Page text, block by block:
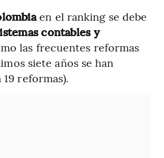
en el ranking se debe
contables y
las frecuentes reformas
siete años se han
reformas).